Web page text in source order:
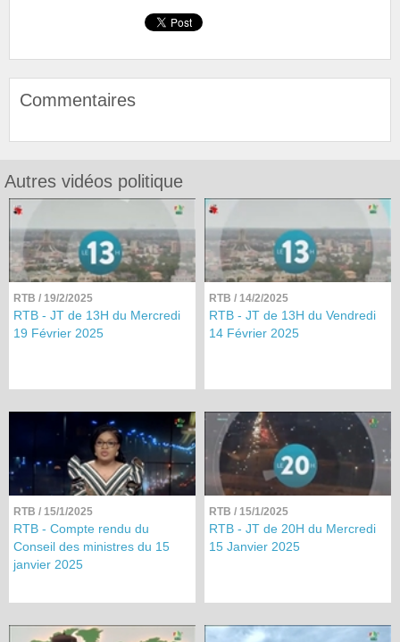
Commentaires
Autres vidéos politique
RTB / 19/2/2025
RTB - JT de 13H du Mercredi
19 Février 2025
RTB / 14/2/2025
RTB - JT de 13H du Vendredi
14 Février 2025
RTB / 15/1/2025
RTB - Compte rendu du
Conseil des ministres du 15
janvier 2025
RTB / 15/1/2025
RTB - JT de 20H du Mercredi
15 Janvier 2025